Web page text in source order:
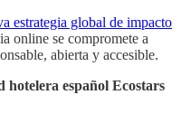
estrategia global de impacto
online se compromete a
abierta y accesible.
hotelera español Ecostars